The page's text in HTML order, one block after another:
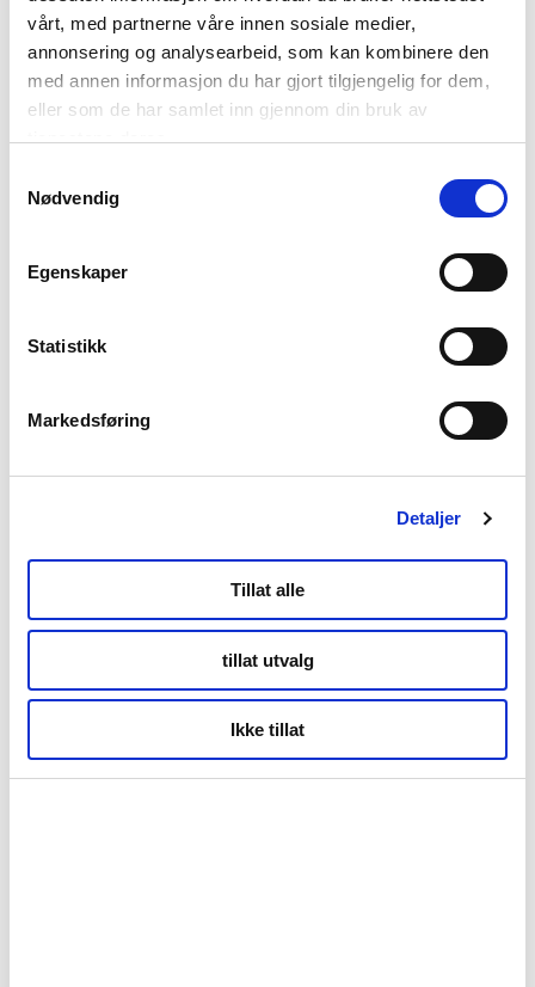
vårt, med partnerne våre innen sosiale medier,
annonsering og analysearbeid, som kan kombinere den
med annen informasjon du har gjort tilgjengelig for dem,
eller som de har samlet inn gjennom din bruk av
tjenestene deres.
Nødvendig
Egenskaper
Statistikk
Markedsføring
Detaljer
Tillat alle
tillat utvalg
Ikke tillat
Forside
Kunnskapsbasen
Markedsinnsikt
NordNorsk Reiseliv AS
+47 901 77 500
Kontor Bodø
Bodø
Kontor Tromsø